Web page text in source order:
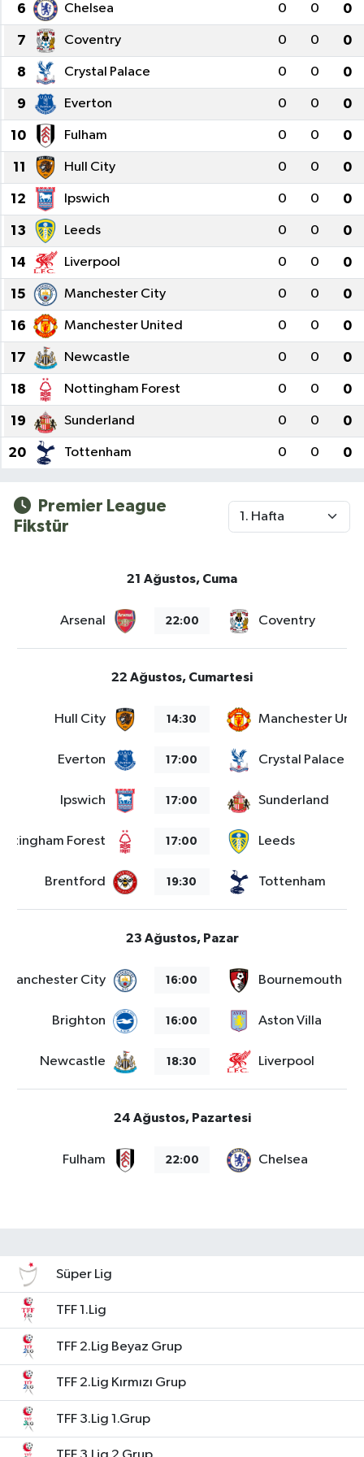
6 Chelsea 0 0 0
7 Coventry 0 0 0
8 Crystal Palace 0 0 0
9 Everton 0 0 0
10 Fulham 0 0 0
11 Hull City 0 0 0
12 Ipswich 0 0 0
13 Leeds 0 0 0
14 Liverpool 0 0 0
15 Manchester City 0 0 0
16 Manchester United 0 0 0
17 Newcastle 0 0 0
18 Nottingham Forest 0 0 0
19 Sunderland 0 0 0
20 Tottenham 0 0 0
Premier League
Fikstür
21 Ağustos, Cuma
Arsenal 22:00 Coventry
22 Ağustos, Cumartesi
Hull City 14:30 Manchester
Everton 17:00 Crystal Palace
Ipswich 17:00 Sunderland
Forest 17:00 Leeds
Brentford 19:30 Tottenham
23 Ağustos, Pazar
Manchester City 16:00 Bournemouth
Brighton 16:00 Aston Villa
Newcastle 18:30 Liverpool
24 Ağustos, Pazartesi
Fulham 22:00 Chelsea
Süper Lig
TFF 1.Lig
TFF 2.Lig Beyaz Grup
TFF 2.Lig Kırmızı Grup
TFF 3.Lig 1.Grup
Siyaset
Spor
Teknoloji
Yazarlar